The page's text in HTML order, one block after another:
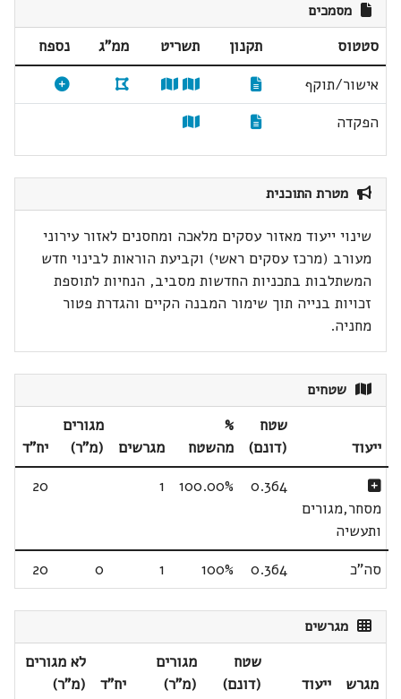
מסמכים
סטטוס תקנון תשריט ממ"ג
נספח
אישור/תוקף
הפקדה
מטרת התוכנית
שינוי ייעוד מאזור עסקים מלאכה ומחסנים לאזור עירוני
מעורב (מרכז עסקים ראשי) וקביעת הוראות לבינוי חדש
המשתלבות בתכניות החדשות מסביב, הנחיות לתוספת
זכויות בנייה תוך שימור המבנה הקיים והגדרת פטור
מחניה.
שטחים
ייעוד
שטח
(דונם)
%
מהשטח
מגרשים
מגורים
(מ"ר)
יח"ד
מסחר,מגורים
ותעשיה
0.364
100.00%
1
20
סה"כ 0.364
100%
1
0
20
מגרשים
מגרש ייעוד
שטח
(דונם)
מגורים
(מ"ר)
יח"ד
לא מגורים
(מ"ר)